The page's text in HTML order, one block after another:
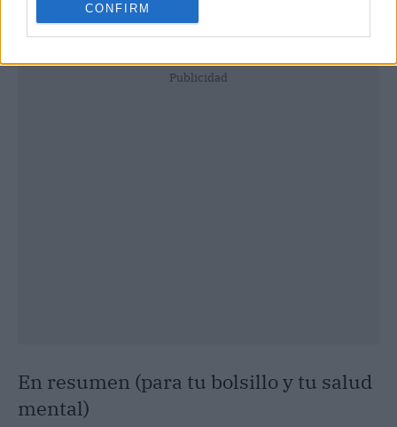
CONFIRM
Publicidad
En resumen (para tu bolsillo y tu salud
mental)